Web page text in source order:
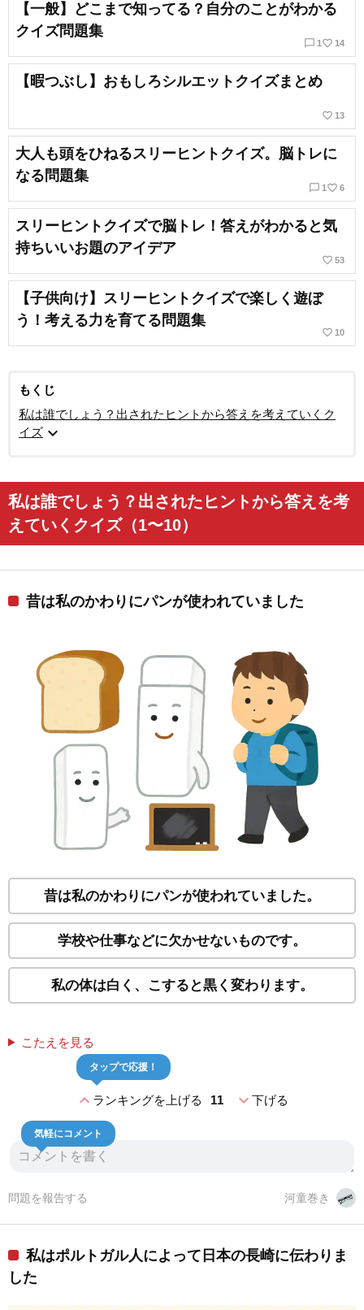
【一般】どこまで知ってる？自分のことがわかる
クイズ問題集
chat_bubble_outline 1 favorite_border 14
【暇つぶし】おもしろシルエットクイズまとめ
favorite_border 13
大人も頭をひねるスリーヒントクイズ。脳トレに
なる問題集
chat_bubble_outline 1 favorite_border 6
スリーヒントクイズで脳トレ！答えがわかると気
持ちいいお題のアイデア
favorite_border 53
【子供向け】スリーヒントクイズで楽しく遊ぼ
う！考える力を育てる問題集
favorite_border 10
もくじ
私は誰でしょう？出されたヒントから答えを考えていくク
イズ expand_more
私は誰でしょう？出されたヒントから答えを考
えていくクイズ（1〜10）
昔は私のかわりにパンが使われていました
昔は私のかわりにパンが使われていました。
学校や仕事などに欠かせないものです。
私の体は白く、こすると黒く変わります。
こたえを見る
expand_lessランキングを上げる 11
タップで応援！
expand_more下げる
気軽にコメント
河童巻き
問題を報告する
私はポルトガル人によって日本の長崎に伝わりま
した